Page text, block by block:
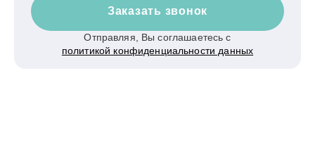
Заказать звонок
Отправляя, Вы соглашаетесь с
политикой конфиденциальности данных